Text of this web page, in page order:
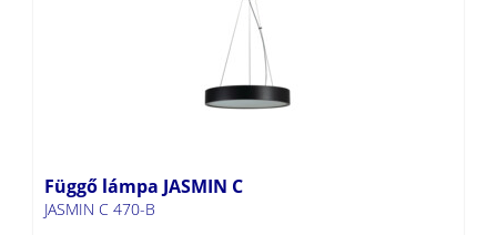
Függő lámpa JASMIN C
JASMIN C 470-B